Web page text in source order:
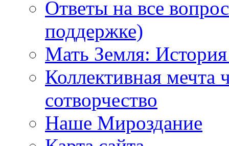
Ответы на все
поддержке)
Мать Земля: История
Коллективная мечта
сотворчество
Наше Мироздание